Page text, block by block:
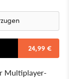
24,99 €
Multiplayer-